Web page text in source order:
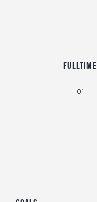
Fulltime
0'